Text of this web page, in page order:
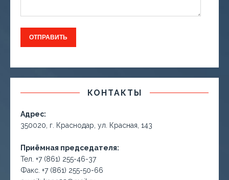
КОНТАКТЫ
Адрес:
350020, г. Краснодар, ул. Красная, 143
Приёмная председателя:
Тел. +7 (861) 255-46-37
Факс. +7 (861) 255-50-66